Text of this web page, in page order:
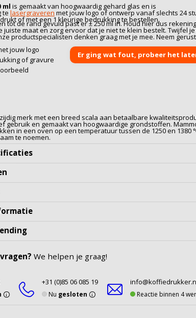
ml is gemaakt van hoogwaardig gehard glas en is
te lasergraveren met jouw logo of ontwerp vanaf slechts 24
of met een 1 kleurige bedrukking te bestellen.
tot de rand gevuld past er ± 250 ml in. Houd hier dus
juiste maat en zorg ervoor dat je niet te klein bestelt. Twijfel
productspecialisten denken graag met je mee. Neem gerust
jouw logo
of gravure
merk met een breed scala aan betaalbare
gebruik en gemaakt van hoogwaardige grondstoffen.
in een oven op een temperatuur tussen de 1250 en 1380
te noemen.
We helpen je graag!
+31 (0)85 06 085 19
Nu gesloten Reactie binnen 4
Er ging wat fout, probeer het